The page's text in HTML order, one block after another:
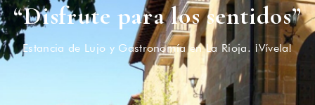
“Disfrute para los sentidos”
Estancia de Lujo y Gastronomía en La Rioja. ¡Vívela!